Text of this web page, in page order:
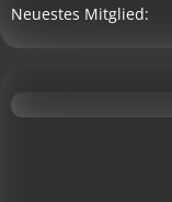
Neuestes Mitglied